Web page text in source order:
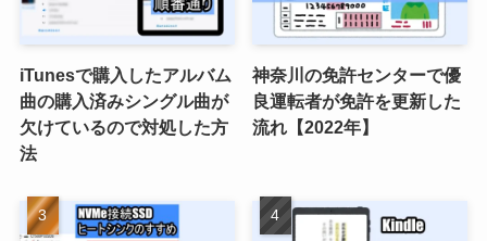
iTunesで購入したアルバム
曲の購入済みシングル曲が
欠けているので対処した方
法
神奈川の免許センターで優
良運転者が免許を更新した
流れ【2022年】